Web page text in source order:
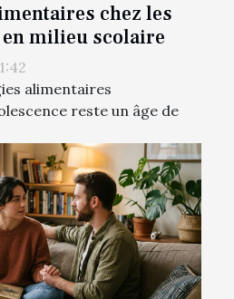
chez les
milieu scolaire
alimentaires
reste un âge de